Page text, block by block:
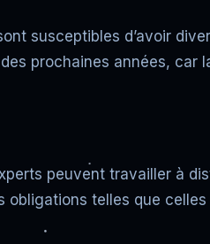
susceptibles d’avoir
prochaines années,
peuvent travailler à
telles que